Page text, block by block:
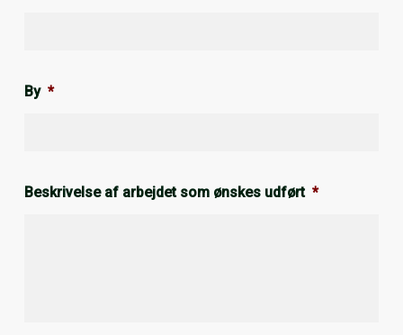
By *
Beskrivelse af arbejdet som ønskes udført *